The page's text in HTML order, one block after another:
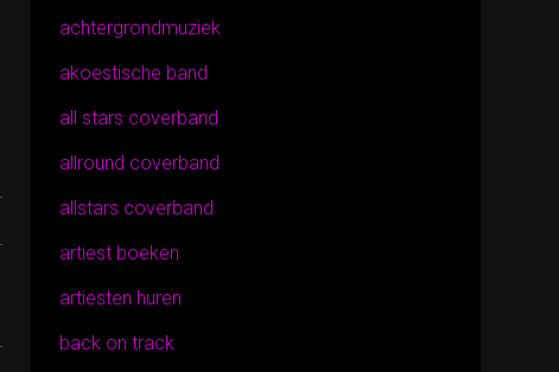
achtergrondmuziek
akoestische band
all stars coverband
allround coverband
allstars coverband
artiest boeken
artiesten huren
back on track